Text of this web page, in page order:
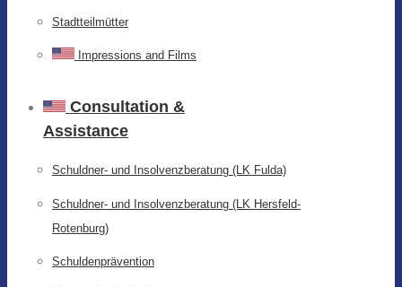
Stadtteilmütter
Impressions and Films
Consultation &
Assistance
Schuldner- und Insolvenzberatung (LK Fulda)
Schuldner- und Insolvenzberatung (LK Hersfeld-
Rotenburg)
Schuldenprävention